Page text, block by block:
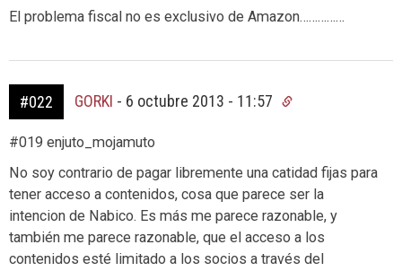
El problema fiscal no es exclusivo de Amazon……………
#022 GORKI - 6 octubre 2013 - 11:57
#019 enjuto_mojamuto
No soy contrario de pagar libremente una catidad fijas para
tener acceso a contenidos, cosa que parece ser la
intencion de Nabico. Es más me parece razonable, y
también me parece razonable, que el acceso a los
contenidos esté limitado a los socios a través del